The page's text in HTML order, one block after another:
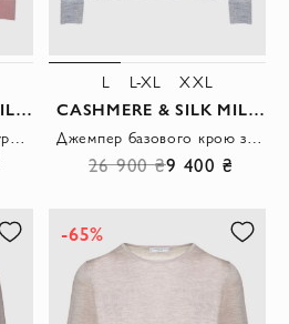
CASHMERE & SILK MILANO
Рожевий джемпер з натуральної вовни з гладкою фактурою та базовим кроєм
L L-XL XXL
CASHMERE & SILK MILANO
Джемпер базового крою з вовняної пряжі у світло-сірому відтінку
26 900 ₴9 400 ₴
-65%